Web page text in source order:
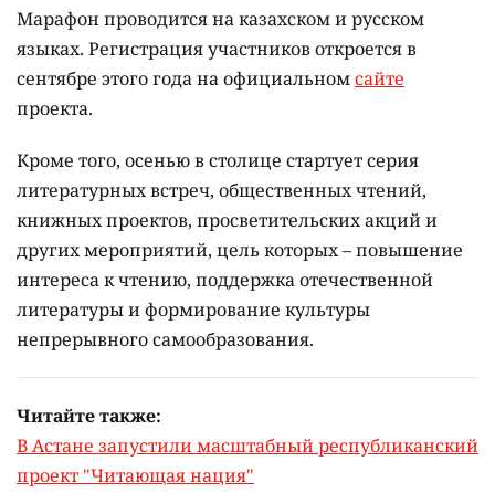
Марафон проводится на казахском и русском
языках. Регистрация участников откроется в
сентябре этого года на официальномсайте
проекта.
Кроме того, осенью в столице стартует серия
литературных встреч, общественных чтений,
книжных проектов, просветительских акций и
других мероприятий, цель которых –повышение
интереса к чтению, поддержка отечественной
литературы и формирование культуры
непрерывного самообразования.
Читайте также:
В Астане запустили масштабный республиканский
проект "Читающая нация"